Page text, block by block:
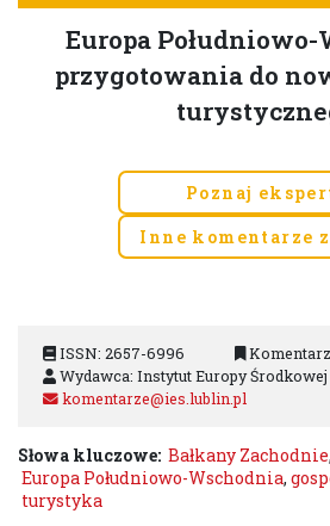
Europa
przygotowania do
Poznaj
Inne komentarze
ISSN: 2657-6996
Wydawca: Instytut Europy Środkowej
komentarze@ies.lublin.pl
Słowa kluczowe: Bałkany Zachodnie,
Europa Południowo-Wschodnia,
turystyka